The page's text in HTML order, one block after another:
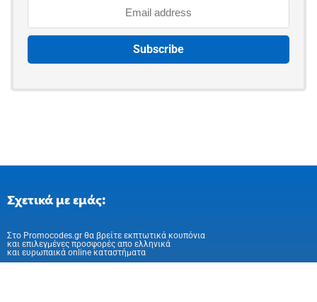
Σχετικά με εμάς:
Στo Promocodes.gr θα βρείτε εκπτωτικά κουπόνια
και επιλεγμένες προσφορές απο ελληνικά
και ευρωπαικά online καταστήματα